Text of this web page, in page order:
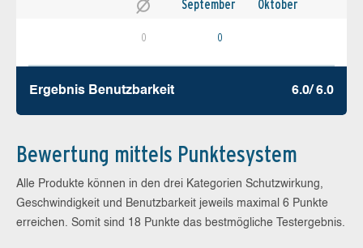
September Oktober
0 0
Ergebnis Benutz­barkeit 6.0/ 6.0
Bewertung mittels Punktesystem
Alle Produkte können in den drei Kategorien Schutzwirkung,
Geschwindigkeit und Benutzbarkeit jeweils maximal 6 Punkte
erreichen. Somit sind 18 Punkte das bestmögliche Testergebnis.